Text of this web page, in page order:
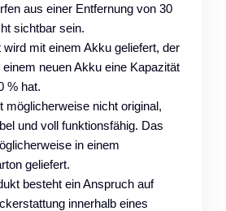
aus einer Entfernung von 30
sichtbar sein.
mit einem Akku geliefert, der
neuen Akku eine Kapazität
% hat.
möglicherweise nicht original,
und voll funktionsfähig. Das
in einem
geliefert.
besteht ein Anspruch auf
innerhalb eines